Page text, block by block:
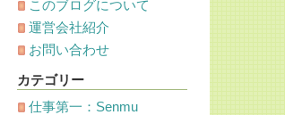
このブログについて
運営会社紹介
お問い合わせ
カテゴリー
仕事第一：Senmu